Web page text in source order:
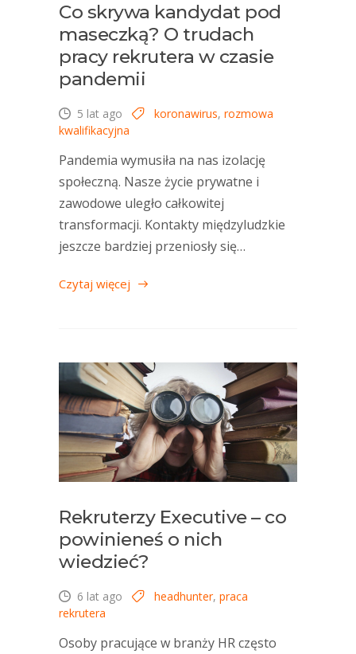
Co skrywa kandydat pod
maseczką? O trudach
pracy rekrutera w czasie
pandemii
5 lat ago koronawirus, rozmowa
kwalifikacyjna
Pandemia wymusiła na nas izolację
społeczną. Nasze życie prywatne i
zawodowe uległo całkowitej
transformacji. Kontakty międzyludzkie
jeszcze bardziej przeniosły się…
Czytaj więcej
Rekruterzy Executive – co
powinieneś o nich
wiedzieć?
6 lat ago headhunter, praca
rekrutera
Osoby pracujące w branży HR często